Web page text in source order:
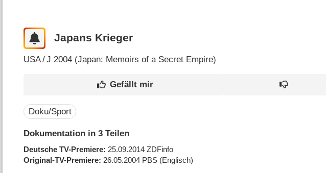
Japans Krieger
USA/J 2004 (Japan: Memoirs of a Secret Empire)
Doku/Sport
Dokumentation in 3 Teilen
Deutsche TV-Premiere 25.09.2014ZDFinfo
Original-TV-Premiere 26.05.2004 PBS (Englisch)